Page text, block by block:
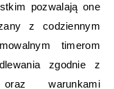
pozwalają one
z codziennym
timerom
zgodnie z
warunkami